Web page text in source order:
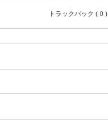
トラックバック ( 0 )